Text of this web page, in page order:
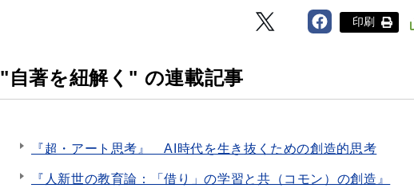
印刷
"自著を紐解く" の連載記事
『超・アート思考』 AI時代を生き抜くための創造的思考
『人新世の教育論：「借り」の学習と共（コモン）の創造』